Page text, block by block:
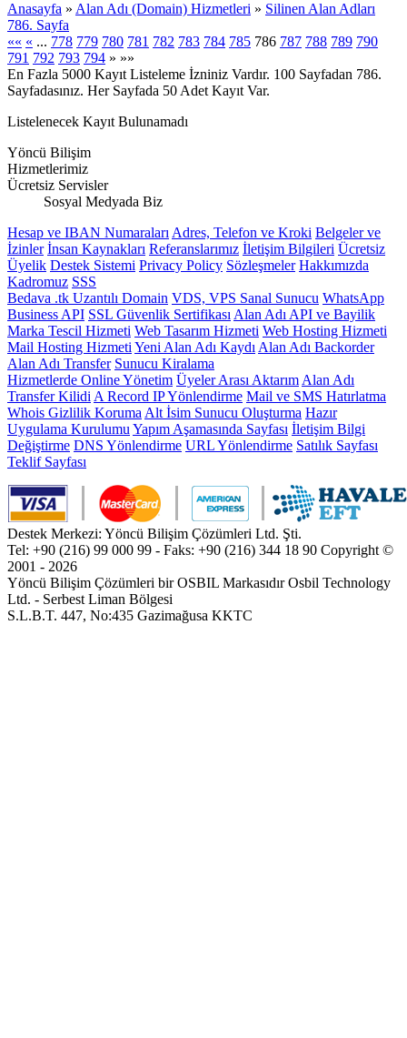
Anasayfa » Alan Adı (Domain) Hizmetleri » Silinen Alan Adları
786. Sayfa
«« « ... 778 779 780 781 782 783 784 785 786 787 788 789 790
791 792 793 794 » »»
En Fazla 5000 Kayıt Listeleme İzniniz Vardır. 100 Sayfadan 786.
Sayfadasınız. Her Sayfada 50 Adet Kayıt Var.
Listelenecek Kayıt Bulunamadı
Yöncü Bilişim
Hizmetlerimiz
Ücretsiz Servisler
Sosyal Medyada Biz
Hesap ve IBAN Numaraları Adres, Telefon ve Kroki Belgeler ve
İzinler İnsan Kaynakları Referanslarımız İletişim Bilgileri Ücretsiz
Üyelik Destek Sistemi Privacy Policy Sözleşmeler Hakkımızda
Kadromuz SSS
Bedava .tk Uzantılı Domain VDS, VPS Sanal Sunucu WhatsApp
Business API SSL Güvenlik Sertifikası Alan Adı API ve Bayilik
Marka Tescil Hizmeti Web Tasarım Hizmeti Web Hosting Hizmeti
Mail Hosting Hizmeti Yeni Alan Adı Kaydı Alan Adı Backorder
Alan Adı Transfer Sunucu Kiralama
Hizmetlerde Online Yönetim Üyeler Arası Aktarım Alan Adı
Transfer Kilidi A Record IP Yönlendirme Mail ve SMS Hatırlatma
Whois Gizlilik Koruma Alt İsim Sunucu Oluşturma Hazır
Uygulama Kurulumu Yapım Aşamasında Sayfası İletişim Bilgi
Değiştirme DNS Yönlendirme URL Yönlendirme Satılık Sayfası
Teklif Sayfası
Destek Merkezi: Yöncü Bilişim Çözümleri Ltd. Şti.
Tel: +90 (216) 99 000 99 - Faks: +90 (216) 344 18 90 Copyright ©
2001 - 2026
Yöncü Bilişim Çözümleri bir OSBIL Markasıdır Osbil Technology
Ltd. - Serbest Liman Bölgesi
S.L.B.T. 447, No:435 Gazimağusa KKTC